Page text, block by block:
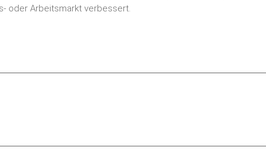
oder Arbeitsmarkt verbessert.